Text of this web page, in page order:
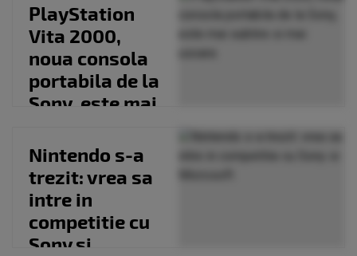
PlayStation
Vita 2000,
noua consola
portabila de la
Sony, este mai
mai...
Nintendo s-a
trezit: vrea sa
intre in
competitie cu
Sony si